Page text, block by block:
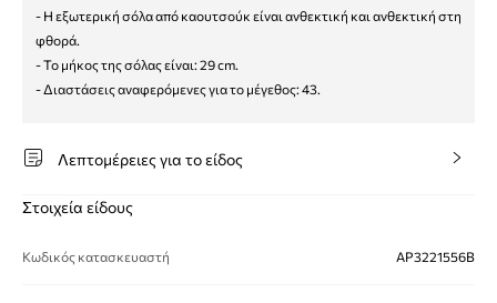
- Η εξωτερική σόλα από καουτσούκ είναι ανθεκτική και ανθεκτική στη
φθορά.
- Το μήκος της σόλας είναι: 29 cm.
- Διαστάσεις αναφερόμενες για το μέγεθος: 43.
Λεπτομέρειες για το είδος
Στοιχεία είδους
Κωδικός κατασκευαστή AP3221556B